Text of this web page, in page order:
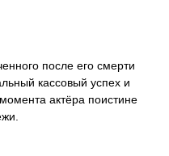
после его смерти
кассовый успех и
актёра поистине